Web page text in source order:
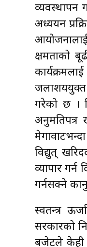
व्यवस्थापन
अध्ययन
क्षमताको
जलाशययुक्त
गरेको छ ।
अनुमतिपत्र
विद्युत्
व्यापार गर्न
गर्नसक्ने
स्वतन्त्र
सरकारको
बजेटले केही